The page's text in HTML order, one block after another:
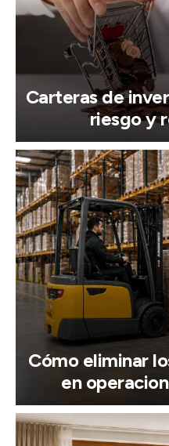
Carteras de
riesgo y
Cómo eliminar
en